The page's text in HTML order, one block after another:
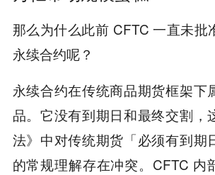
那么为什么此前 CFTC 一直未批
永续合约呢？
永续合约在传统商品期货框架下
品。它没有到期日和最终交割，
法》中对传统期货「必须有到期
的常规理解存在冲突。CFTC 内